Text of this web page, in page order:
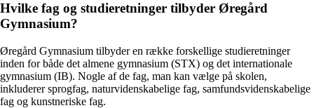
Hvilke fag og studieretninger tilbyder Øregård
Gymnasium?
Øregård Gymnasium tilbyder en række forskellige studieretninger
inden for både det almene gymnasium (STX) og det internationale
gymnasium (IB). Nogle af de fag, man kan vælge på skolen,
inkluderer sprogfag, naturvidenskabelige fag, samfundsvidenskabelige
fag og kunstneriske fag.